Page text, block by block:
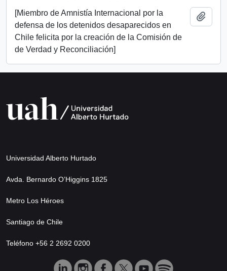
[Miembro de Amnistía Internacional por la
defensa de los detenidos desaparecidos en
Chile felicita por la creación de la Comisión de
de Verdad y Reconciliación]
Universidad Alberto Hurtado
Avda. Bernardo O’Higgins 1825
Metro Los Héroes
Santiago de Chile
Teléfono +56 2 2692 0200